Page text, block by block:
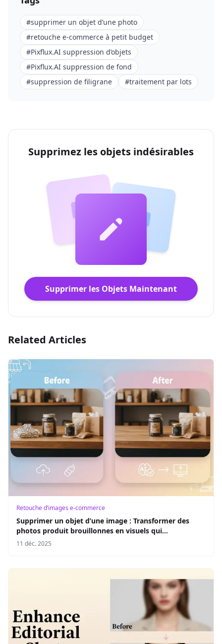
#supprimer un objet d’une photo
#retouche e-commerce à petit budget
#Pixflux.AI suppression d’objets
#Pixflux.AI suppression de fond
#suppression de filigrane #traitement par lots
Supprimez les objets indésirables
Supprimer les Objets Maintenant
Related Articles
Retouche d’images e‑commerce
Supprimer un objet d’une image : Transformer des
photos produit brouillonnes en visuels qui
convertissent
11 déc. 2025